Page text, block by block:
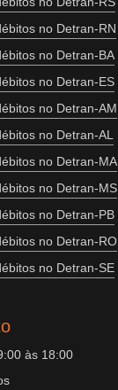
no Detran-RN
no Detran-BA
no Detran-ES
no Detran-AM
no Detran-AL
no Detran-MA
no Detran-MS
no Detran-PB
no Detran-RO
no Detran-SE
às 18:00